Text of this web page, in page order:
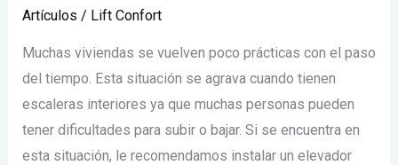
Artículos / Lift Confort
Muchas viviendas se vuelven poco prácticas con el paso
del tiempo. Esta situación se agrava cuando tienen
escaleras interiores ya que muchas personas pueden
tener dificultades para subir o bajar. Si se encuentra en
esta situación, le recomendamos instalar un elevador